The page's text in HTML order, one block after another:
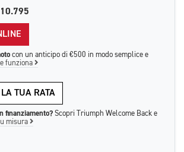
con un anticipo di €500 in modo semplice e
funziona
TUA RATA
finanziamento? Scopri Triumph Welcome Back e
misura